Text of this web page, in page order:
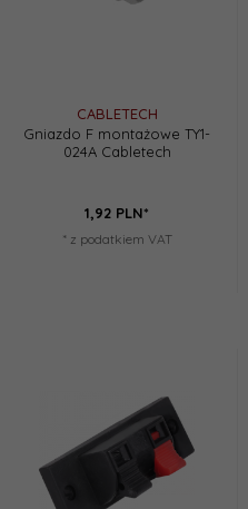
CABLETECH
Gniazdo F montażowe TY1-
024A Cabletech
1,92 PLN*
* z podatkiem VAT